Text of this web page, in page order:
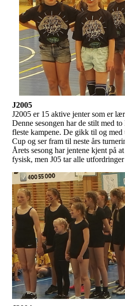
J2005
J2005 er 15 aktive jenter som er
Denne sesongen har de stilt med
fleste kampene. De gikk til og med
Cup og ser fram til neste års
Årets sesong har jentene kjent på
fysisk, men J05 tar alle utfordringer